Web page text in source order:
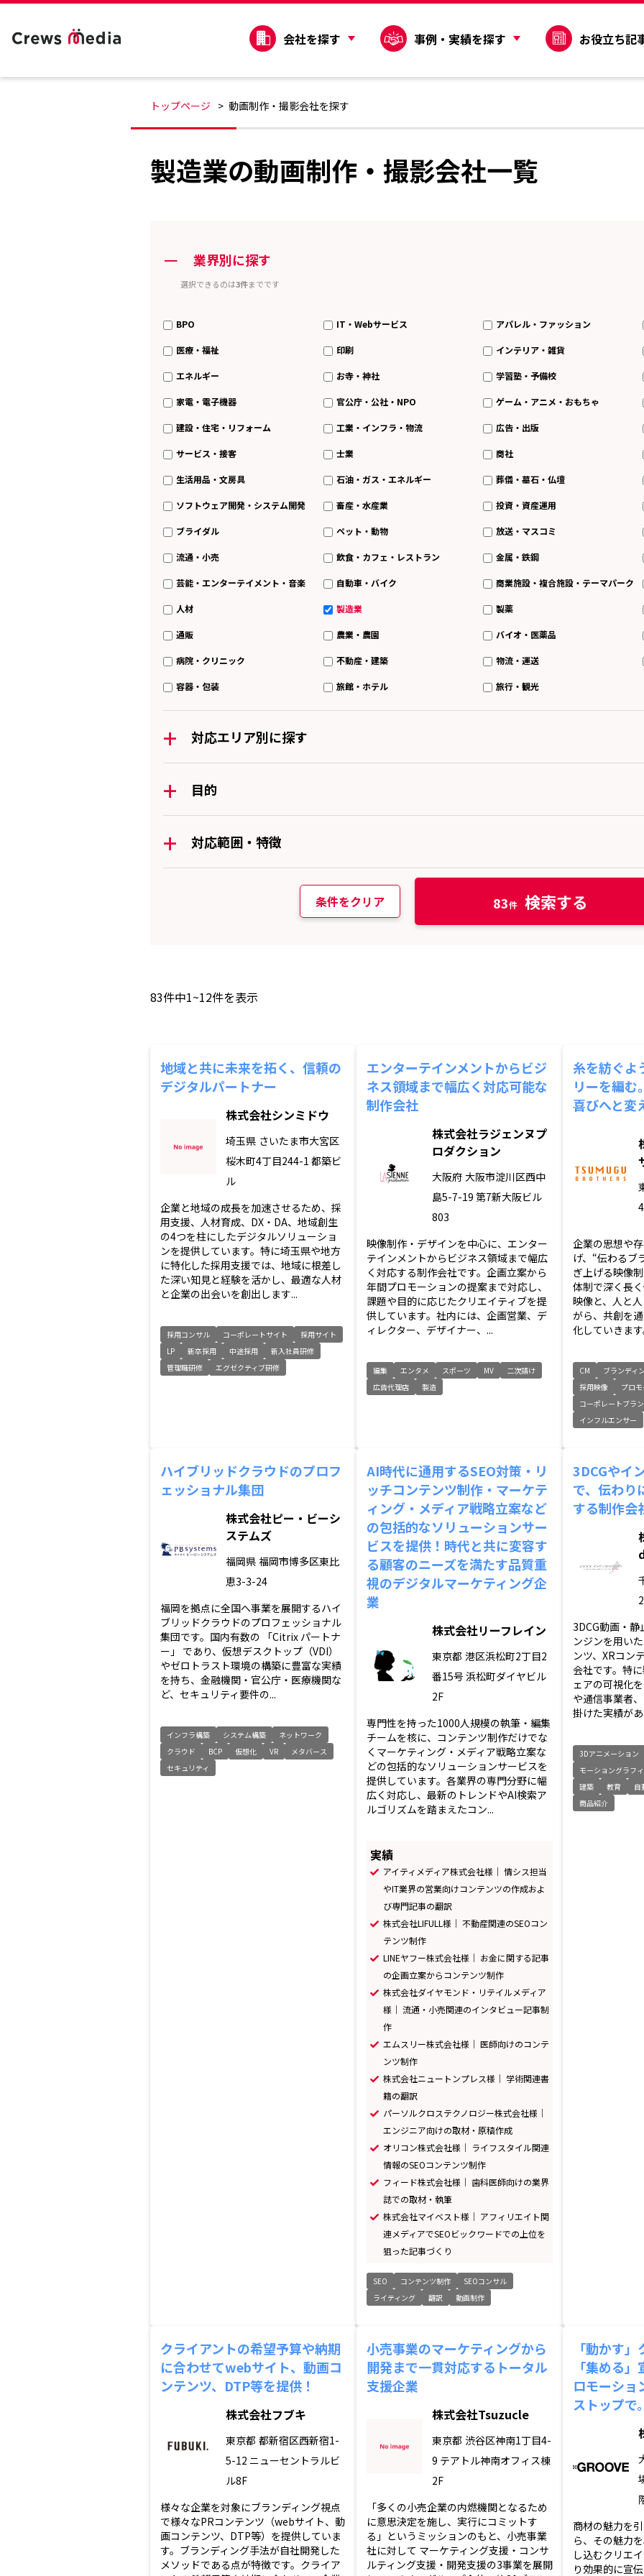
会社を探す 事例・実績を探す お役立ち記
トップページ 動画制作・撮影会社を探す
製造業の動画制作・撮影会社一覧
ー 業界別に探す
選択できるのは3件までです
BPO IT・Webサービス アパレル・ファッション
医療・福祉 印刷 インテリア・雑貨
エネルギー お寺・神社 学習塾・予備校
家電・電子機器 官公庁・公社・NPO ゲーム・アニメ・おもちゃ
建設・住宅・リフォーム 工業・インフラ・物流 広告・出版
サービス・接客 士業 商社
生活用品・文房具 石油・ガス・エネルギー 葬儀・墓石・仏壇
ソフトウェア開発・システム開発 畜産・水産業 投資・資産運用
ブライダル ペット・動物 放送・マスコミ
流通・小売 飲食・カフェ・レストラン 金属・鉄鋼
芸能・エンターテイメント・音楽 自動車・バイク 商業施設・複合施設・テーマパーク
人材 製造業 製薬
通販 農業・農園 バイオ・医薬品
病院・クリニック 不動産・建築 物流・運送
容器・包装 旅館・ホテル 旅行・観光
+ 対応エリア別に探す
+ 目的
+ 対応範囲・特徴
条件をクリア 83 検索する
83件中1~12件を表示
地域と共に未来を拓く、信頼の
デジタルパートナー
株式会社シンミドウ
埼玉県 さいたま市大宮区
桜木町4丁目244-1 都築ビ
ル
企業と地域の成長を加速させるため、採
用支援、人材育成、DX・DA、地域創生
の4つを柱にしたデジタルソリューショ
ンを提供しています。特に埼玉県や地方
に特化した採用支援では、地域に根差し
た深い知見と経験を活かし、最適な人材
と企業の出会いを創出します...
採用コンサル コーポレートサイト
採用サイト
LP
新卒採用 中途採用
新入社員研修
管理職研修
エグゼクティブ研修
エンターテインメントからビジ
ネス領域まで幅広く対応可能な
制作会社
株式会社ラジェンヌプ
ロダクション
大阪府 大阪市淀川区西中
島5-7-19 第7新大阪ビル
803
映像制作・デザインを中心に、エンター
テインメントからビジネス領域まで幅広
く対応する制作会社です。企画立案から
年間プロモーションの提案まで対応し、
課題や目的に応じたクリエイティブを提
供しています。社内には、企画営業、デ
ィレクター、デザイナー、...
編集 エンタメ スポーツ MV
二次請け
広告代理店
製造
糸を紡ぐよ
リーを編む
喜びへと変
企業の思想や
げ、“伝わるブ
ぎ上げる映像
体制で深く長
映像と、人と
がら、共創を
化していきま
CM
ブランディ
採用映像
プロ
コーポレートブラ
インフルエンサー
ハイブリッドクラウドのプロフ
ェッショナル集団
株式会社ピー・ビーシ
ステムズ
福岡県 福岡市博多区東比
恵3-3-24
福岡を拠点に全国へ事業を展開するハイ
ブリッドクラウドのプロフェッショナル
集団です。国内有数の 「Citrix パートナ
ー」 であり、仮想デスクトップ（VDI）
やゼロトラスト環境の構築に豊富な実績
を持ち、金融機関・官公庁・医療機関な
ど、セキュリティ要件の...
インフラ構築 システム構築
ネットワーク
クラウド
BCP 仮想化 VR
メタバース
セキュリティ
AI時代に通用するSEO対策・リ
ッチコンテンツ制作・マーケテ
ィング・メディア戦略立案など
の包括的なソリューションサー
ビスを提供！時代と共に変容す
る顧客のニーズを満たす品質重
視のデジタルマーケティング企
業
株式会社リーフレイン
東京都 港区浜松町2丁目2
番15号 浜松町ダイヤビル
2F
専門性を持った1000人規模の執筆・編集
チームを核に、コンテンツ制作だけでな
くマーケティング・メディア戦略立案な
どの包括的なソリューションサービスを
提供しています。各業界の専門分野に幅
広く対応し、最新のトレンドやAI検索ア
ルゴリズムを踏まえたコン...
実績
アイティメディア株式会社様｜ 情シス担当
やIT業界の営業向けコンテンツの作成およ
び専門記事の翻訳
株式会社LIFULL様｜ 不動産関連のSEOコン
テンツ制作
LINEヤフー株式会社様｜ お金に関する記事
の企画立案からコンテンツ制作
株式会社ダイヤモンド・リテイルメディア
様｜ 流通・小売関連のインタビュー記事制
作
エムスリー株式会社様｜ 医師向けのコンテ
ンツ制作
株式会社ニュートンプレス様｜ 学術関連書
籍の翻訳
パーソルクロステクノロジー株式会社様｜
エンジニア向けの取材・原稿作成
オリコン株式会社様｜ ライフスタイル関連
情報のSEOコンテンツ制作
フィード株式会社様｜ 歯科医師向けの業界
誌での取材・執筆
株式会社マイベスト様｜ アフィリエイト関
連メディアでSEOビックワードでの上位を
狙った記事づくり
SEO コンテンツ制作
SEOコンサル
ライティング
翻訳 動画制作
3DCGやイ
で、伝わり
する制作会
3DCG動画・
ンジンを用い
ンツ、XRコン
会社です。特
ェアの可視化
や通信事業者
掛けた実績が
3Dアニメーション
モーショングラフ
建築
教育
自
商品紹介
クライアントの希望予算や納期
に合わせてwebサイト、動画コ
ンテンツ、DTP等を提供！
株式会社フブキ
東京都 都新宿区西新宿1-
5-12 ニューセントラルビ
ル8F
様々な企業を対象にブランディング視点
で様々なPRコンテンツ（webサイト、動
画コンテンツ、DTP等）を提供していま
す。ブランディング手法が自社開発した
メソッドである点が特徴です。クライア
小売事業のマーケティングから
開発まで一貫対応するトータル
支援企業
株式会社Tsuzucle
東京都 渋谷区神南1丁目4-
9 テアトル神南オフィス棟
2F
「多くの小売企業の内燃機関となるため
に意思決定を施し、実行にコミットす
る」というミッションのもと、小売事業
社に対して マーケティング支援・コンサ
ルティング支援・開発支援の3事業を展開
「動かす
「集める
ロモーショ
ストップで
商材の魅力を
ら、その魅力
し込むクリエ
り効果的に宣